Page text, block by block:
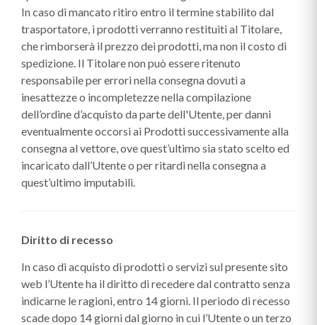
In caso di mancato ritiro entro il termine stabilito dal
trasportatore, i prodotti verranno restituiti al Titolare,
che rimborserà il prezzo dei prodotti, ma non il costo di
spedizione. Il Titolare non può essere ritenuto
responsabile per errori nella consegna dovuti a
inesattezze o incompletezze nella compilazione
dell’ordine d’acquisto da parte dell'Utente, per danni
eventualmente occorsi ai Prodotti successivamente alla
consegna al vettore, ove quest’ultimo sia stato scelto ed
incaricato dall’Utente o per ritardi nella consegna a
quest’ultimo imputabili.
Diritto di recesso
In caso di acquisto di prodotti o servizi sul presente sito
web l’Utente ha il diritto di recedere dal contratto senza
indicarne le ragioni, entro 14 giorni. Il periodo di recesso
scade dopo 14 giorni dal giorno in cui l’Utente o un terzo